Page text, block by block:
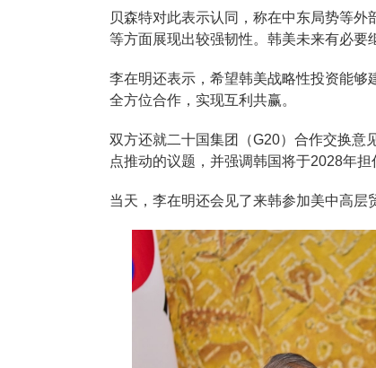
贝森特对此表示认同，称在中东局势等
等方面展现出较强韧性。韩美未来有必要
李在明还表示，希望韩美战略性投资能
全方位合作，实现互利共赢。
双方还就二十国集团（G20）合作交换意
点推动的议题，并强调韩国将于2028年
当天，李在明还会见了来韩参加美中高层